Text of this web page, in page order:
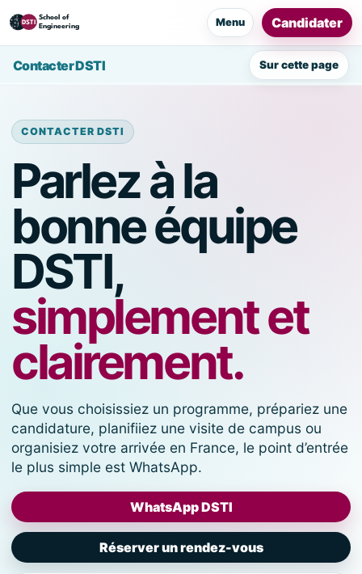
Menu Candidater
Contacter DSTI Sur cette page
CONTACTER DSTI
Parlez à la
bonne équipe
DSTI,
simplement et
clairement.
Que vous choisissiez un programme, prépariez une
candidature, planifiiez une visite de campus ou
organisiez votre arrivée en France, le point d’entrée
le plus simple est WhatsApp.
WhatsApp DSTI
Réserver un rendez-vous